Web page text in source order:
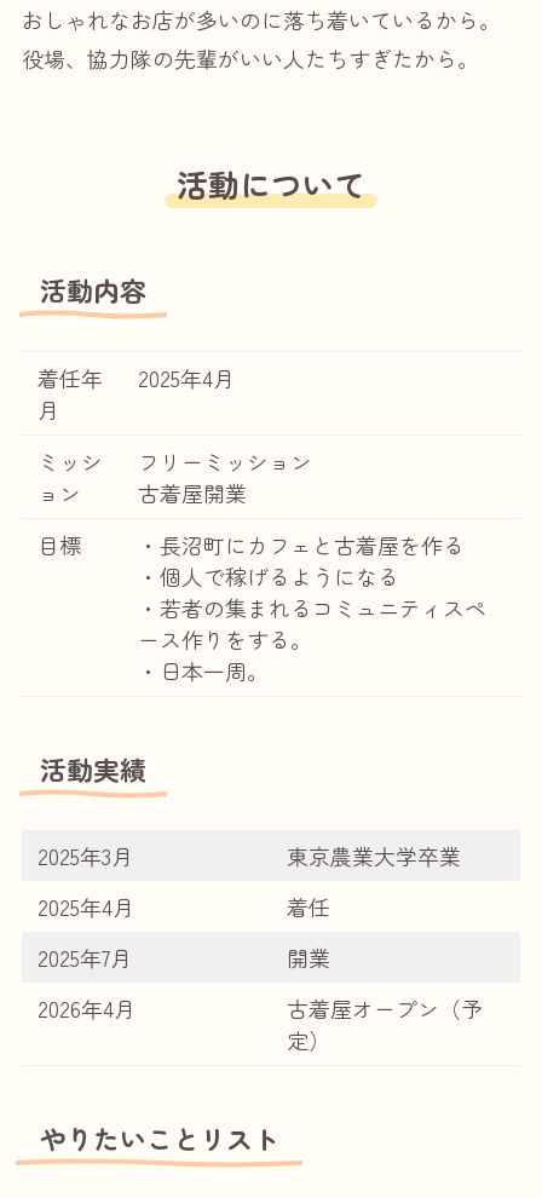
おしゃれなお店が多いのに落ち着いているから。
役場、協力隊の先輩がいい人たちすぎたから。
活動について
活動内容
着任年
月
2025年4月
ミッシ
ョン
フリーミッション
古着屋開業
目標
・長沼町にカフェと古着屋を作る
・個人で稼げるようになる
・若者の集まれるコミュニティスペ
ース作りをする。
・日本一周。
活動実績
2025年3月
東京農業大学卒業
2025年4月
着任
2025年7月
開業
2026年4月
古着屋オープン（予
定）
やりたいことリスト